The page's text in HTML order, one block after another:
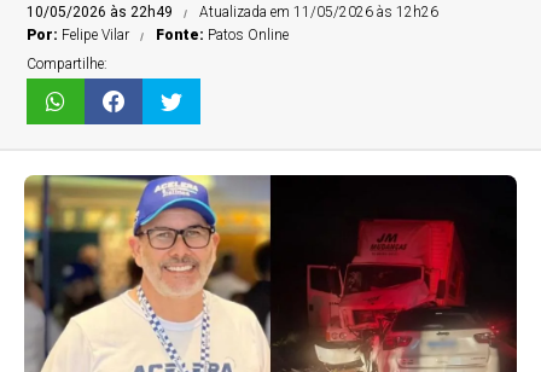
10/05/2026 às 22h49
Atualizada em 11/05/2026 às 12h26
Por: Felipe Vilar Fonte: Patos Online
Compartilhe: